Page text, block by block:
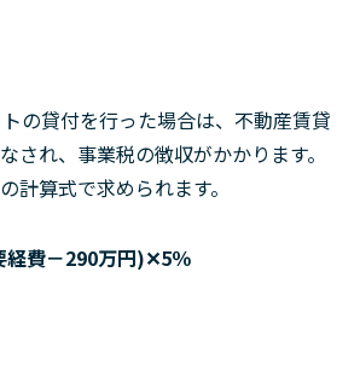
の貸付を行った場合は、不動産賃貸
され、事業税の徴収がかかります。
計算式で求められます。
経費－290万円)✕5％